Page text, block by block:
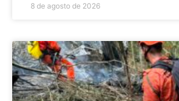
8 de agosto de 2026